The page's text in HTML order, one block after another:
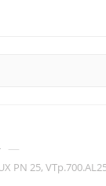
—
PN 25,